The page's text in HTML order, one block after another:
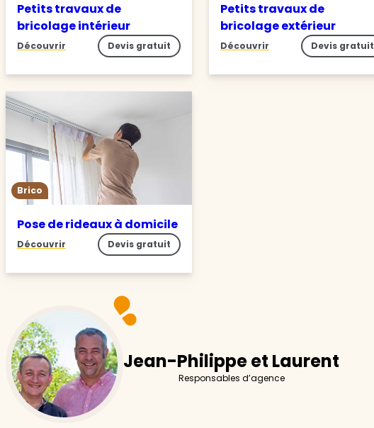
Petits travaux de
bricolage intérieur
Découvrir Devis gratuit
Petits travaux de
bricolage extérieur
Découvrir Devis gratuit
Brico
Pose de rideaux à domicile
Découvrir Devis gratuit
Jean-Philippe et Laurent
Responsables d’agence